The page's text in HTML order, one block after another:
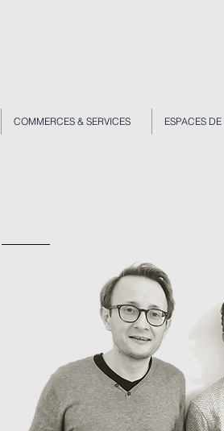
COMMERCES & SERVICES ESPACES